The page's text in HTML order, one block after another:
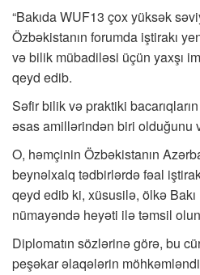
“Bakıda WUF13 çox yüksək
Özbəkistanın forumda iştirakı
və bilik mübadiləsi üçün yaxşı
qeyd edib.
Səfir bilik və praktiki
əsas amillərindən biri olduğunu
O, həmçinin Özbəkistanın
beynəlxalq tədbirlərdə fəal
qeyd edib ki, xüsusilə, ölkə
nümayəndə heyəti ilə təmsil
Diplomatın sözlərinə görə, bu
peşəkar əlaqələrin